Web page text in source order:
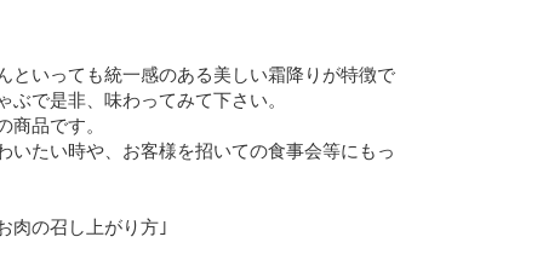
といっても統一感のある美しい霜降りが特徴で
で是非、味わってみて下さい。
商品です。
いたい時や、お客様を招いての食事会等にもっ
肉の召し上がり方｣